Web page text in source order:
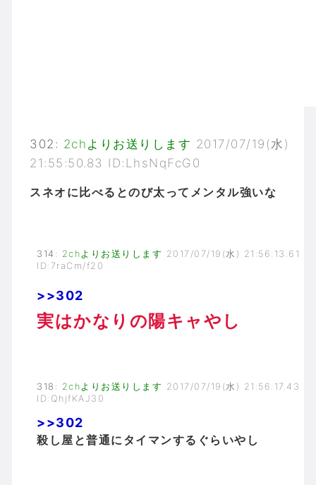
302 : 2chよりお送りします 2017/07/19(水)
21:55:50.83 ID:LhsNqFcG0
スネオに比べるとのび太ってメンタル強いな
314 : 2chよりお送りします 2017/07/19(水) 21:56:13.61
ID:7raCm/f20
>>302
実はかなりの陽キャやし
318 : 2chよりお送りします 2017/07/19(水) 21:56:17.43
ID:QhjfKAJ30
>>302
殺し屋と普通にタイマンするぐらいやし